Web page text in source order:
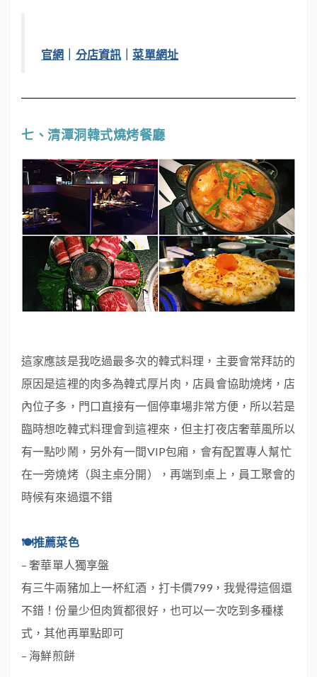
官網 分店資訊 ｜菜單網址
七、清潭洞韓式燒烤餐廳
這家應該是我吃過最多次的韓式料理，主要會常拜訪的
原因是這裡的肉多為韓式厚片肉，店員會協助燒烤，店
內位子多，門口直接有一個停車場非常方便，所以若是
臨時想吃韓式料理會到這裡來，但主打夜店奢華風所以
有一點吵鬧，另外有一間VIP包廂，會有配置專人幫忙
在一旁燒烤（與主桌分開），再端到桌上，員工聚會的
時候有來過還不錯
🍽推薦菜色
– 奢華單人獨享盤
有三牛兩豬加上一杯紅酒，打卡價799，我覺得這個還
不錯！份量少但肉質都很好，也可以一次吃到多種樣
式，其他再單點即可
– 海鮮煎餅